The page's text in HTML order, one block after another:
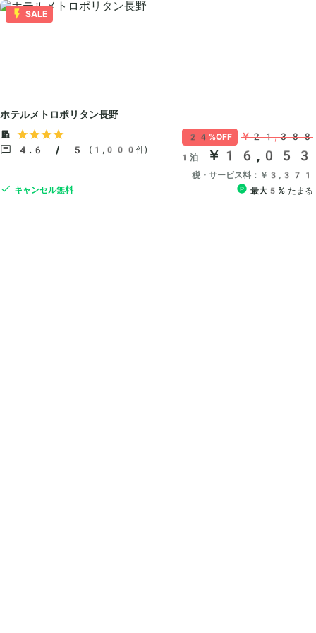
SALE
ホテルメトロポリタン長野
4.6 / 5 (1,000件)
キャンセル無料
24%OFF ￥21,388
1泊 ￥16,053
税・サービス料：￥3,371
最大5% たまる